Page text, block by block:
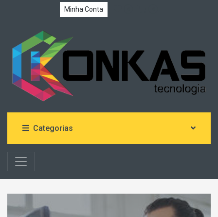
Minha Conta
Categorias